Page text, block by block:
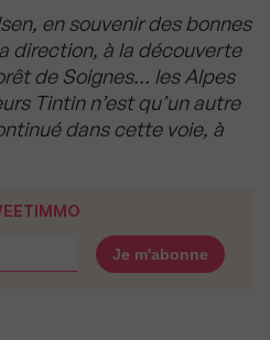
en souvenir des bonnes
direction, à la découverte
de Soignes… les Alpes
Tintin n’est qu’un autre
dans cette voie, à